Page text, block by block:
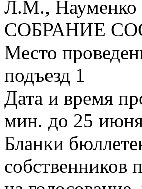
Л.М., Науменко
СОБРАНИЕ
Место
подъезд 1
Дата и время
мин. до 25
Бланки